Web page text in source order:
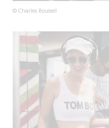
© Charles Roussel